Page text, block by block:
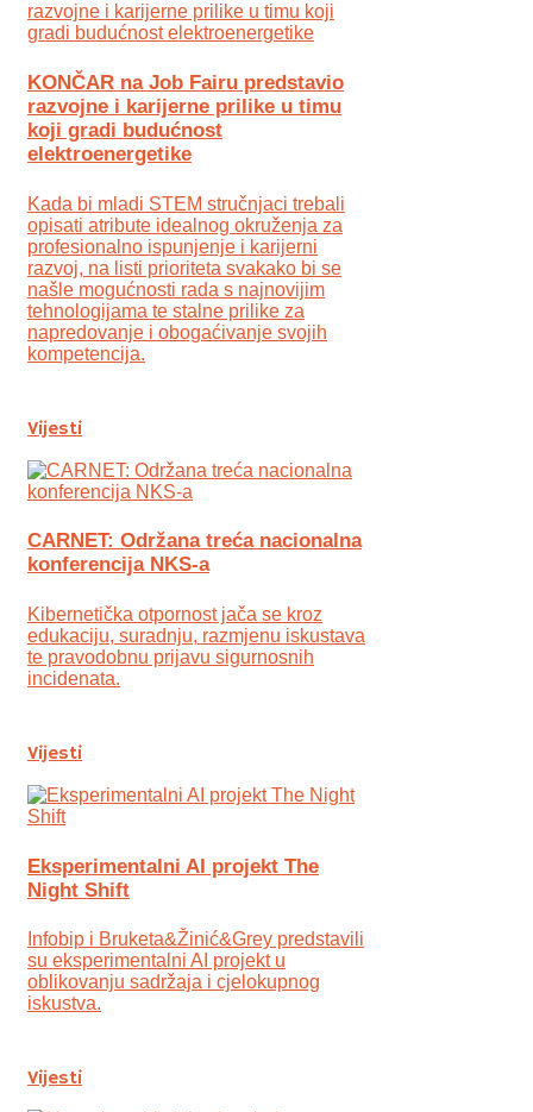
KONČAR na Job Fairu predstavio
razvojne i karijerne prilike u timu
koji gradi budućnost
elektroenergetike
Kada bi mladi STEM stručnjaci trebali
opisati atribute idealnog okruženja za
profesionalno ispunjenje i karijerni
razvoj, na listi prioriteta svakako bi se
našle mogućnosti rada s najnovijim
tehnologijama te stalne prilike za
napredovanje i obogaćivanje svojih
kompetencija.
Vijesti
CARNET: Održana treća nacionalna
konferencija NKS-a
Kibernetička otpornost jača se kroz
edukaciju, suradnju, razmjenu iskustava
te pravodobnu prijavu sigurnosnih
incidenata.
Vijesti
Eksperimentalni AI projekt The
Night Shift
Infobip i Bruketa&Žinić&Grey predstavili
su eksperimentalni AI projekt u
oblikovanju sadržaja i cjelokupnog
iskustva.
Vijesti